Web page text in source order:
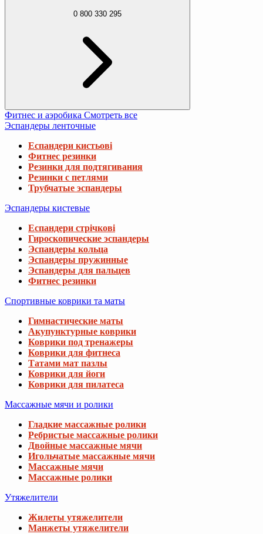
0 800 330 295
Фитнес и аэробика Смотреть все
Эспандеры ленточные
Еспандери кистьові
Фитнес резинки
Резинки для подтягивания
Резинки с петлями
Трубчатые эспандеры
Эспандеры кистевые
Еспандери стрічкові
Гироскопические эспандеры
Эспандеры кольца
Эспандеры пружинные
Эспандеры для пальцев
Фитнес резинки
Спортивные коврики та маты
Гимнастические маты
Акупунктурные коврики
Коврики под тренажеры
Коврики для фитнеса
Татами мат пазлы
Коврики для йоги
Коврики для пилатеса
Массажные мячи и ролики
Гладкие массажные ролики
Ребристые массажные ролики
Двойные массажные мячи
Игольчатые массажные мячи
Массажные мячи
Массажные ролики
Утяжелители
Жилеты утяжелители
Манжеты утяжелители